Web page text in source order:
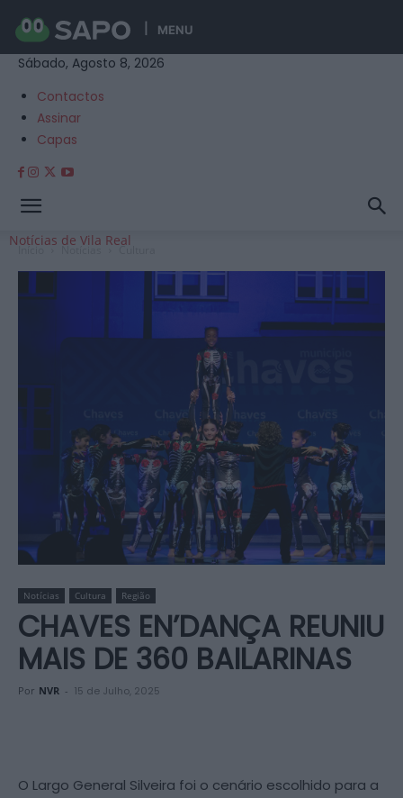
MENU
Sábado, Agosto 8, 2026
Contactos
Assinar
Capas
Notícias de Vila Real
Início Notícias Cultura
Notícias Cultura Região
CHAVES EN’DANÇA REUNIU
MAIS DE 360 BAILARINAS
Por NVR - 15 de Julho, 2025
O Largo General Silveira foi o cenário escolhido para a